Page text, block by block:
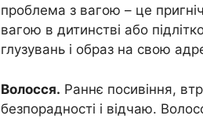
проблема з вагою – це
вагою в дитинстві або
глузувань і образ на свою
Волосся. Раннє посивіння,
безпорадності і відчаю.